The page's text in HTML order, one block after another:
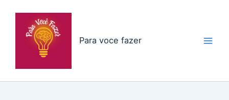
Para voce fazer